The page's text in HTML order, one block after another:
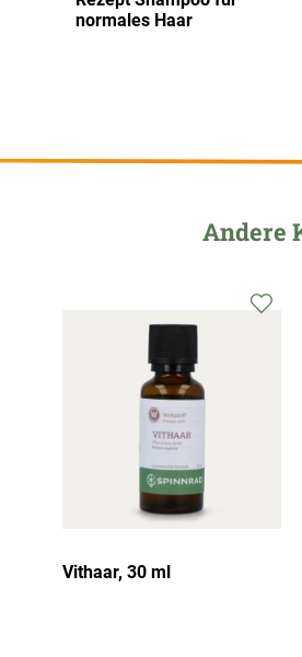
normales Haar
Andere
Vithaar, 30 ml